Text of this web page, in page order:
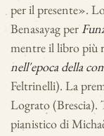
per il presente».
Benasayag per
mentre il libro più
nell'epoca della
Feltrinelli). La
Lograto (Brescia).
pianistico di